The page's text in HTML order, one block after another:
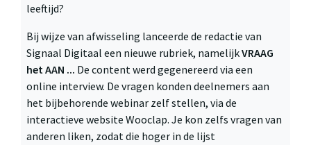
leeftijd?
Bij wijze van afwisseling lanceerde de redactie van
Signaal Digitaal een nieuwe rubriek, namelijkVRAAG
het AAN ... De content werd gegenereerd via een
online interview. De vragen konden deelnemers aan
het bijbehorende webinar zelf stellen, via de
interactieve website Wooclap. Je kon zelfs vragen van
anderen liken, zodat die hoger in de lijst